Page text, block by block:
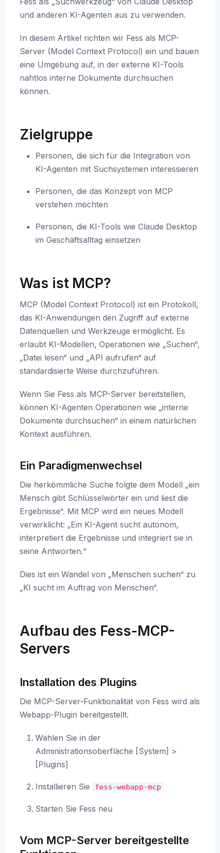
und anderen KI-Agenten aus zu verwenden.
In diesem Artikel richten wir Fess als MCP-
Server (Model Context Protocol) ein und bauen
eine Umgebung auf, in der externe KI-Tools
nahtlos interne Dokumente durchsuchen
können.
Zielgruppe
Personen, die sich für die Integration von
KI-Agenten mit Suchsystemen interessieren
Personen, die das Konzept von MCP
verstehen möchten
Personen, die KI-Tools wie Claude Desktop
im Geschäftsalltag einsetzen
Was ist MCP?
MCP (Model Context Protocol) ist ein Protokoll,
das KI-Anwendungen den Zugriff auf externe
Datenquellen und Werkzeuge ermöglicht. Es
erlaubt KI-Modellen, Operationen wie „Suchen“,
„Datei lesen“ und „API aufrufen“ auf
standardisierte Weise durchzuführen.
Wenn Sie Fess als MCP-Server bereitstellen,
können KI-Agenten Operationen wie „interne
Dokumente durchsuchen“ in einem natürlichen
Kontext ausführen.
Ein Paradigmenwechsel
Die herkömmliche Suche folgte dem Modell „ein
Mensch gibt Schlüsselwörter ein und liest die
Ergebnisse“. Mit MCP wird ein neues Modell
verwirklicht: „Ein KI-Agent sucht autonom,
interpretiert die Ergebnisse und integriert sie in
seine Antworten.“
Dies ist ein Wandel von „Menschen suchen“ zu
„KI sucht im Auftrag von Menschen“.
Aufbau des Fess-MCP-
Servers
Installation des Plugins
Die MCP-Server-Funktionalität von Fess wird als
Webapp-Plugin bereitgestellt.
Wählen Sie in der
Administrationsoberfläche [System] >
[Plugins]
Installieren Sie fess-webapp-mcp
Starten Sie Fess neu
Vom MCP-Server bereitgestellte